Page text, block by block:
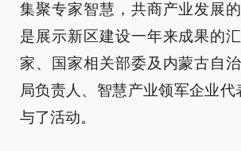
集聚专家智慧，共商产业发展
是展示新区建设一年来成果的
家、国家相关部委及内蒙古自
局负责人、智慧产业领军企业代
与了活动。